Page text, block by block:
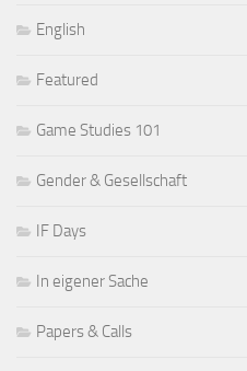
English
Featured
Game Studies 101
Gender & Gesellschaft
IF Days
In eigener Sache
Papers & Calls